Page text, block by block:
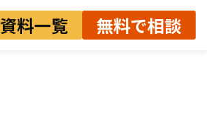
資料一覧 無料で相談